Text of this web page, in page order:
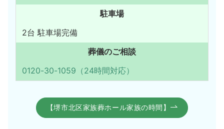
駐車場
2台 駐車場完備
葬儀のご相談
0120-30-1059（24時間対応）
【堺市北区家族葬ホール家族の時間】